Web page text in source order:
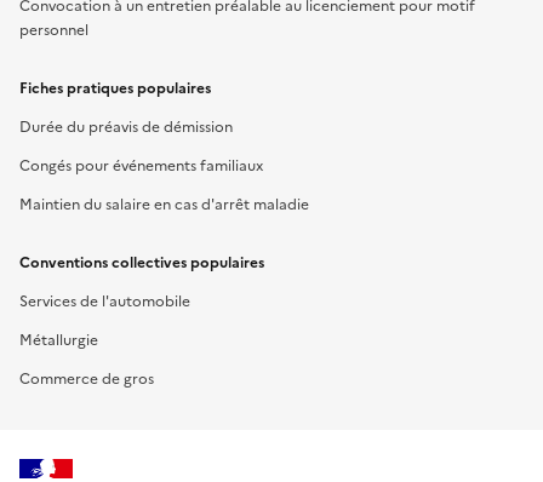
Convocation à un entretien préalable au licenciement pour motif
personnel
Fiches pratiques populaires
Durée du préavis de démission
Congés pour événements familiaux
Maintien du salaire en cas d'arrêt maladie
Conventions collectives populaires
Services de l'automobile
Métallurgie
Commerce de gros